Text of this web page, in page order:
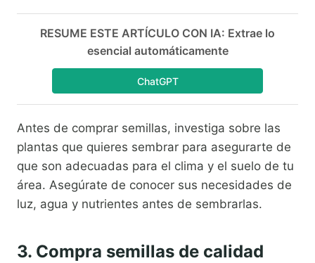
RESUME ESTE ARTÍCULO CON IA: Extrae lo
esencial automáticamente
ChatGPT
Antes de comprar semillas, investiga sobre las
plantas que quieres sembrar para asegurarte de
que son adecuadas para el clima y el suelo de tu
área. Asegúrate de conocer sus necesidades de
luz, agua y nutrientes antes de sembrarlas.
3. Compra semillas de calidad